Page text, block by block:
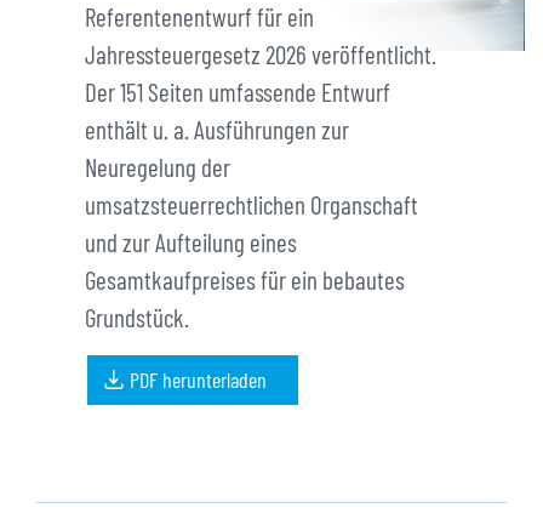
Kontakt
Neues aus der Kanzlei
Portalzugang
Info-Center
Referentenentwurf für ein
Jahressteuergesetz 2026 veröffentlicht.
Der 151 Seiten umfassende Entwurf
enthält u. a. Ausführungen zur
Neuregelung der
umsatzsteuerrechtlichen Organschaft
und zur Aufteilung eines
Gesamtkaufpreises für ein bebautes
Grundstück.
PDF herunterladen